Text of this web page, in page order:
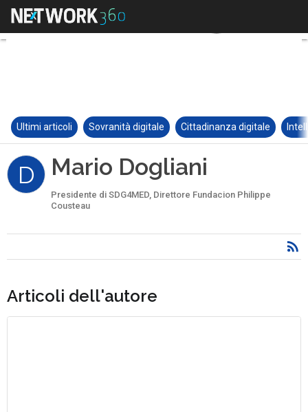
Ultimi articoli Sovranità digitale Cittadinanza digitale
D Mario Dogliani
Presidente di SDG4MED, Direttore Fundacion Philippe
Cousteau
Articoli dell'autore